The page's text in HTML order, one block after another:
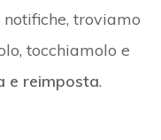
notifiche, troviamo
tocchiamolo e
e reimposta.